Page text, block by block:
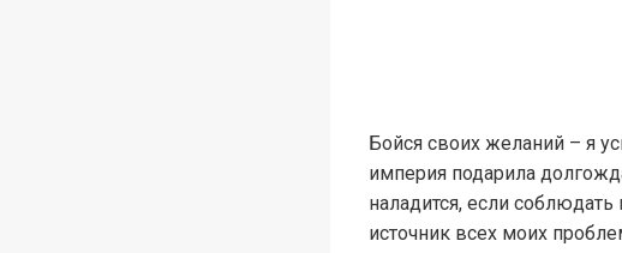
Бойся своих желаний – я
империя подарила
наладится, если
источник всех моих